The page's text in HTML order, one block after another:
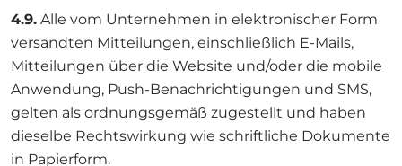
4.9. Alle vom Unternehmen in elektronischer Form
versandten Mitteilungen, einschließlich E-Mails,
Mitteilungen über die Website und/oder die mobile
Anwendung, Push-Benachrichtigungen und SMS,
gelten als ordnungsgemäß zugestellt und haben
dieselbe Rechtswirkung wie schriftliche Dokumente
in Papierform.